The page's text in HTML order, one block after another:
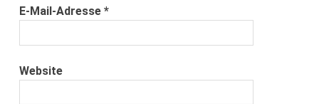
E-Mail-Adresse*
Website